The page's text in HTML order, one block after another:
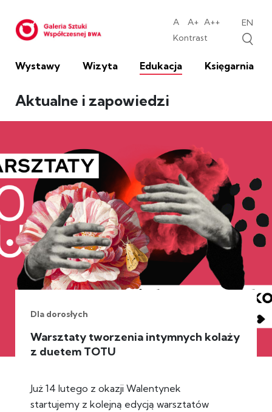
Galeria
A A+ A++
Kontrast
Zwiększ
EN
Wystawy Wizyta Edukacja Księgarnia
Aktualne i zapowiedzi
Dla dorosłych
Warsztaty tworzenia intymnych kolaży
z duetem TOTU
Już 14 lutego z okazji Walentynek
startujemy z kolejną edycją warsztatów